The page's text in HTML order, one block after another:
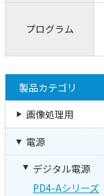
プログラム
製品カテゴリ
画像処理用
電源
デジタル電源
PD4-Aシリーズ